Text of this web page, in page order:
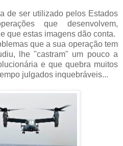
de ser utilizado pelos Estados
que desenvolvem,
que estas imagens dão conta.
que a sua operação tem
lhe "castram" um pouco a
e que quebra muitos
julgados inquebráveis...